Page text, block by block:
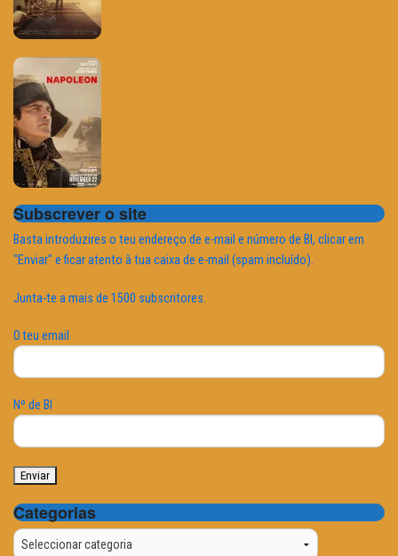
Subscrever o site
Basta introduzires o teu endereço de e-mail e número de BI, clicar em
"Enviar" e ficar atento à tua caixa de e-mail (spam incluído).
Junta-te a mais de 1500 subscritores.
O teu email
Nº de BI
Categorias
Categorias